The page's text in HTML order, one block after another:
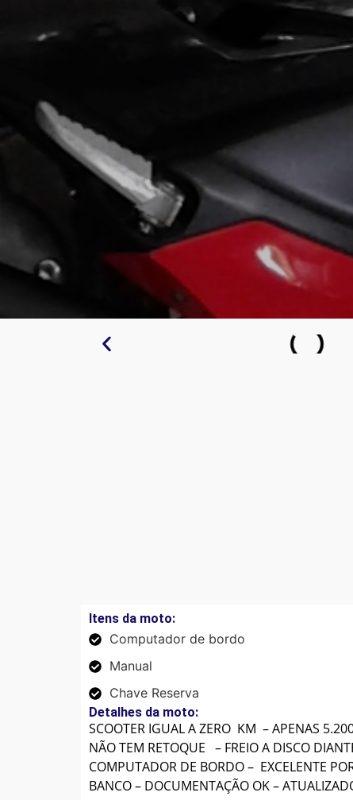
Itens da moto:
Computador de bordo
Manual
Chave Reserva
Detalhes da moto:
SCOOTER IGUAL A ZERO KM – APENAS
NÃO TEM RETOQUE – FREIO A DISCO
COMPUTADOR DE BORDO – EXCELENTE
BANCO – DOCUMENTAÇÃO OK –